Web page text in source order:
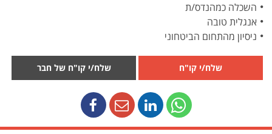
השכלה כמהנדס/ת
אנגלית טובה
ניסיון מהתחום הביטחוני
שלח/י קו"ח שלח/י קו"ח של חבר